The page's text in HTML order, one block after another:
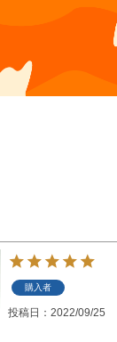
購入者
投稿日 2022/09/25